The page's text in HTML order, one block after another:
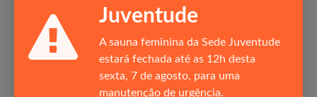
Juventude
A sauna feminina da Sede Juventude
estará fechada até as 12h desta
sexta, 7 de agosto, para uma
manutenção de urgência.
O CLUBE